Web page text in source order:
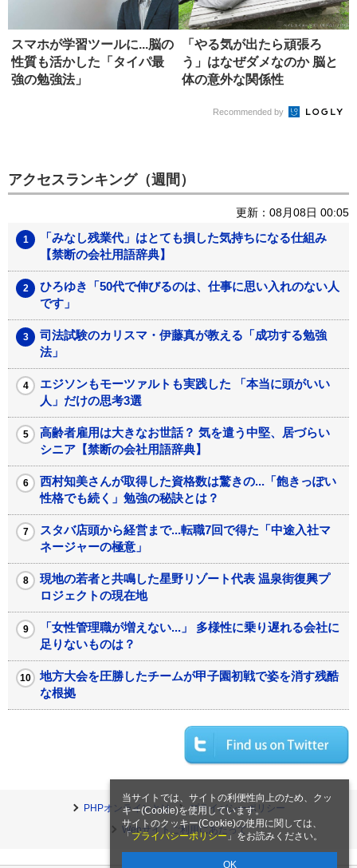
当サイトでは、サイトの利便性向上のため、クッ
キー(Cookie)を使用しています。
サイトのクッキー(Cookie)の使用に関しては、
「 プライバシーポリシー 」をお読みください。
OK
スマホが学習ツールに...脳の
性質も活かした「タイパ最
強の勉強法」
「やる気が出たら頑張ろ
う」はなぜダメなのか 脳と
体の意外な関係性
Recommended by
アクセスランキング（週間）
更新：08月08日 00:05
「みなし残業代」はとても損した気持ちになる仕組み
【禁断の会社用語辞典】
ひろゆき「50代で伸びるのは、仕事に思い入れのない人
です」
司法試験のカリスマ・伊藤真が教える「成功する勉強
法」
エジソンもモーツァルトも実践した 「本当に頭がいい
人」だけの思考3選
高齢者雇用は大きなお世話？ 気を遣う中堅、居づらい
シニア【禁断の会社用語辞典】
西村知美さんが取得した資格数は驚きの...「飽きっぽい
性格でも続く」勉強の秘訣とは？
スタバ店頭から経営まで...転職7回で得た「中途入社マ
ネージャーの極意」
現地の若者と共鳴した星野リゾート代表 温泉街復興プ
ロジェクトの現在地
「女性管理職が増えない...」 多様性に乗り遅れる会社に
足りないものは？
地方大会を圧勝したチームが甲子園初戦で姿を消す残酷
な根拠
PHPオンラインとは
プライバシーポリシー
Webサイトご利用にあたって